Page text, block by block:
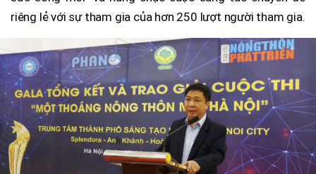
riêng lẻ với sự tham gia của hơn 250 lượt người tham gia.